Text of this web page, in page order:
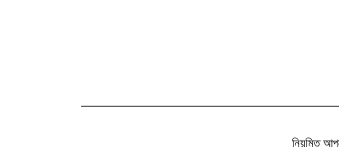
নিয়মিত